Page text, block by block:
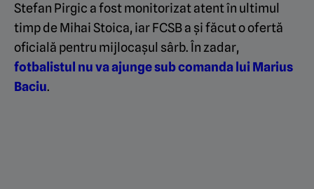
Stefan Pirgic a fost monitorizat atent în ultimul
timp de Mihai Stoica, iar FCSB a și făcut o ofertă
oficială pentru mijlocașul sârb. În zadar,
fotbalistul nu va ajunge sub comanda lui Marius
Baciu.